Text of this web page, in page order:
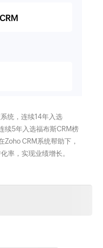
统，连续14年入选
续5年入选福布斯CRM榜
CRM系统帮助下，
率，实现业绩增长。